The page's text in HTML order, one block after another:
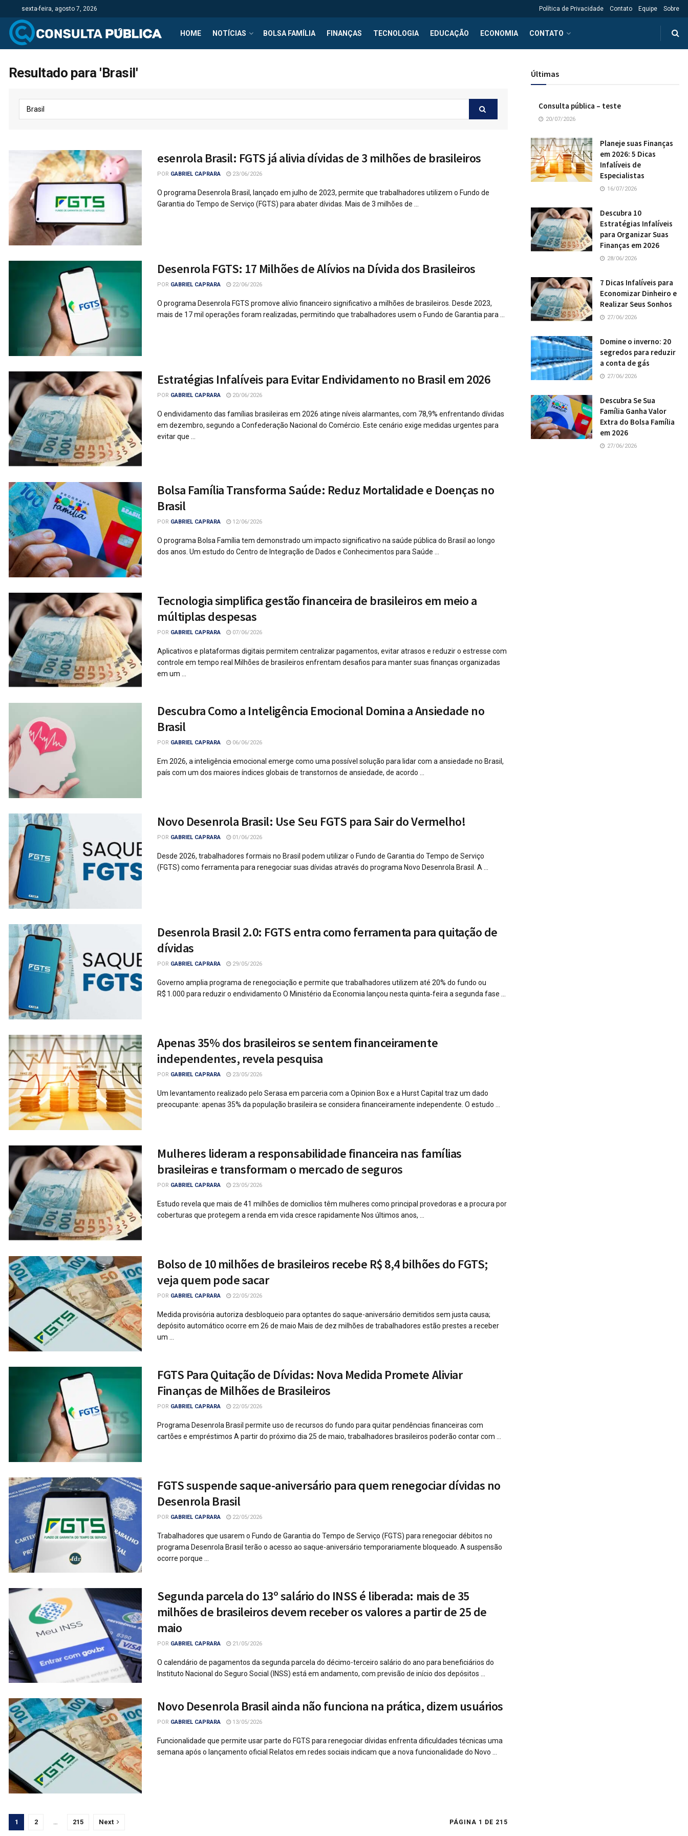
sexta-feira, agosto 7, 2026 Política de Privacidade Contato Equipe Sobre
HOME NOTÍCIAS BOLSA FAMÍLIA FINANÇAS TECNOLOGIA EDUCAÇÃO ECONOMIA CONTATO
Resultado para 'Brasil'
esenrola Brasil: FGTS já alivia dívidas de 3 milhões de brasileiros
POR GABRIEL CAPRARA 23/06/2026
O programa Desenrola Brasil, lançado em julho de 2023, permite que trabalhadores utilizem o Fundo de
Garantia do Tempo de Serviço (FGTS) para abater dívidas. Mais de 3 milhões de ...
Desenrola FGTS: 17 Milhões de Alívios na Dívida dos Brasileiros
POR GABRIEL CAPRARA 22/06/2026
O programa Desenrola FGTS promove alívio financeiro significativo a milhões de brasileiros. Desde 2023,
mais de 17 mil operações foram realizadas, permitindo que trabalhadores usem o Fundo de Garantia para ...
Estratégias Infalíveis para Evitar Endividamento no Brasil em 2026
POR GABRIEL CAPRARA 20/06/2026
O endividamento das famílias brasileiras em 2026 atinge níveis alarmantes, com 78,9% enfrentando dívidas
em dezembro, segundo a Confederação Nacional do Comércio. Este cenário exige medidas urgentes para
evitar que ...
Bolsa Família Transforma Saúde: Reduz Mortalidade e Doenças no
Brasil
POR GABRIEL CAPRARA 12/06/2026
O programa Bolsa Família tem demonstrado um impacto significativo na saúde pública do Brasil ao longo
dos anos. Um estudo do Centro de Integração de Dados e Conhecimentos para Saúde ...
Tecnologia simplifica gestão financeira de brasileiros em meio a
múltiplas despesas
POR GABRIEL CAPRARA 07/06/2026
Aplicativos e plataformas digitais permitem centralizar pagamentos, evitar atrasos e reduzir o estresse com
controle em tempo real Milhões de brasileiros enfrentam desafios para manter suas finanças organizadas
em um ...
Descubra Como a Inteligência Emocional Domina a Ansiedade no
Brasil
POR GABRIEL CAPRARA 06/06/2026
Em 2026, a inteligência emocional emerge como uma possível solução para lidar com a ansiedade no Brasil,
país com um dos maiores índices globais de transtornos de ansiedade, de acordo ...
Novo Desenrola Brasil: Use Seu FGTS para Sair do Vermelho!
POR GABRIEL CAPRARA 01/06/2026
Desde 2026, trabalhadores formais no Brasil podem utilizar o Fundo de Garantia do Tempo de Serviço
(FGTS) como ferramenta para renegociar suas dívidas através do programa Novo Desenrola Brasil. A ...
Desenrola Brasil 2.0: FGTS entra como ferramenta para quitação de
dívidas
POR GABRIEL CAPRARA 29/05/2026
Governo amplia programa de renegociação e permite que trabalhadores utilizem até 20% do fundo ou
R$ 1.000 para reduzir o endividamento O Ministério da Economia lançou nesta quinta‑feira a segunda fase ...
Apenas 35% dos brasileiros se sentem financeiramente
independentes, revela pesquisa
POR GABRIEL CAPRARA 23/05/2026
Um levantamento realizado pelo Serasa em parceria com a Opinion Box e a Hurst Capital traz um dado
preocupante: apenas 35% da população brasileira se considera financeiramente independente. O estudo ...
Mulheres lideram a responsabilidade financeira nas famílias
brasileiras e transformam o mercado de seguros
POR GABRIEL CAPRARA 23/05/2026
Estudo revela que mais de 41 milhões de domicílios têm mulheres como principal provedoras e a procura por
coberturas que protegem a renda em vida cresce rapidamente Nos últimos anos, ...
Bolso de 10 milhões de brasileiros recebe R$ 8,4 bilhões do FGTS;
veja quem pode sacar
POR GABRIEL CAPRARA 22/05/2026
Medida provisória autoriza desbloqueio para optantes do saque-aniversário demitidos sem justa causa;
depósito automático ocorre em 26 de maio Mais de dez milhões de trabalhadores estão prestes a receber
um ...
FGTS Para Quitação de Dívidas: Nova Medida Promete Aliviar
Finanças de Milhões de Brasileiros
POR GABRIEL CAPRARA 22/05/2026
Programa Desenrola Brasil permite uso de recursos do fundo para quitar pendências financeiras com
cartões e empréstimos A partir do próximo dia 25 de maio, trabalhadores brasileiros poderão contar com ...
FGTS suspende saque-aniversário para quem renegociar dívidas no
Desenrola Brasil
POR GABRIEL CAPRARA 22/05/2026
Trabalhadores que usarem o Fundo de Garantia do Tempo de Serviço (FGTS) para renegociar débitos no
programa Desenrola Brasil terão o acesso ao saque-aniversário temporariamente bloqueado. A suspensão
ocorre porque ...
Segunda parcela do 13º salário do INSS é liberada: mais de 35
milhões de brasileiros devem receber os valores a partir de 25 de
maio
POR GABRIEL CAPRARA 21/05/2026
O calendário de pagamentos da segunda parcela do décimo-terceiro salário do ano para beneficiários do
Instituto Nacional do Seguro Social (INSS) está em andamento, com previsão de início dos depósitos ...
Novo Desenrola Brasil ainda não funciona na prática, dizem usuários
POR GABRIEL CAPRARA 13/05/2026
Funcionalidade que permite usar parte do FGTS para renegociar dívidas enfrenta dificuldades técnicas uma
semana após o lançamento oficial Relatos em redes sociais indicam que a nova funcionalidade do Novo ...
PÁGINA 1 DE 215
1 2 … 215 Next
Últimas
Consulta pública – teste
20/07/2026
Planeje suas Finanças
em 2026: 5 Dicas
Infalíveis de
Especialistas
16/07/2026
Descubra 10
Estratégias Infalíveis
para Organizar Suas
Finanças em 2026
28/06/2026
7 Dicas Infalíveis para
Economizar Dinheiro e
Realizar Seus Sonhos
27/06/2026
Domine o inverno: 20
segredos para reduzir
a conta de gás
27/06/2026
Descubra Se Sua
Família Ganha Valor
Extra do Bolsa Família
em 2026
27/06/2026